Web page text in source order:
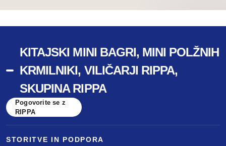
KITAJSKI MINI BAGRI, MINI POLŽNIH
KRMILNIKI, VILIČARJI RIPPA,
SKUPINA RIPPA
Pogovorite se z
RIPPA
STORITVE IN PODPORA